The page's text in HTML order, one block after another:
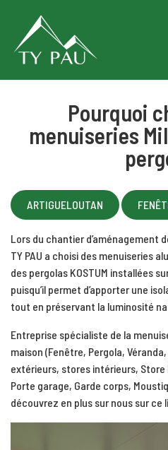
Pourquoi
menuiseries
ARTIGUELOUTAN
Lors du chantier d’aménagement
TY PAU a choisi des menuiseries
des pergolas KOSTUM installées
puisqu’il permet d’apporter une
tout en préservant la luminosité
Entreprise spécialiste de la
maison (Fenêtre, Pergola,
extérieurs, stores intérieurs,
Porte garage, Garde corps,
découvrez en plus sur nous sur ce